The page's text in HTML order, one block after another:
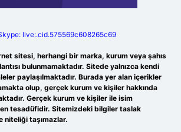
live:.cid.575569c608265c69
sitesi, herhangi bir marka, kurum veya şahıs
bulunmamaktadır. Sitede yalnızca kendi
paylaşılmaktadır. Burada yer alan içerikler
olup, gerçek kurum ve kişiler hakkında
Gerçek kurum ve kişiler ile isim
tesadüfidir. Sitemizdeki bilgiler taslak
niteliği taşımazlar.